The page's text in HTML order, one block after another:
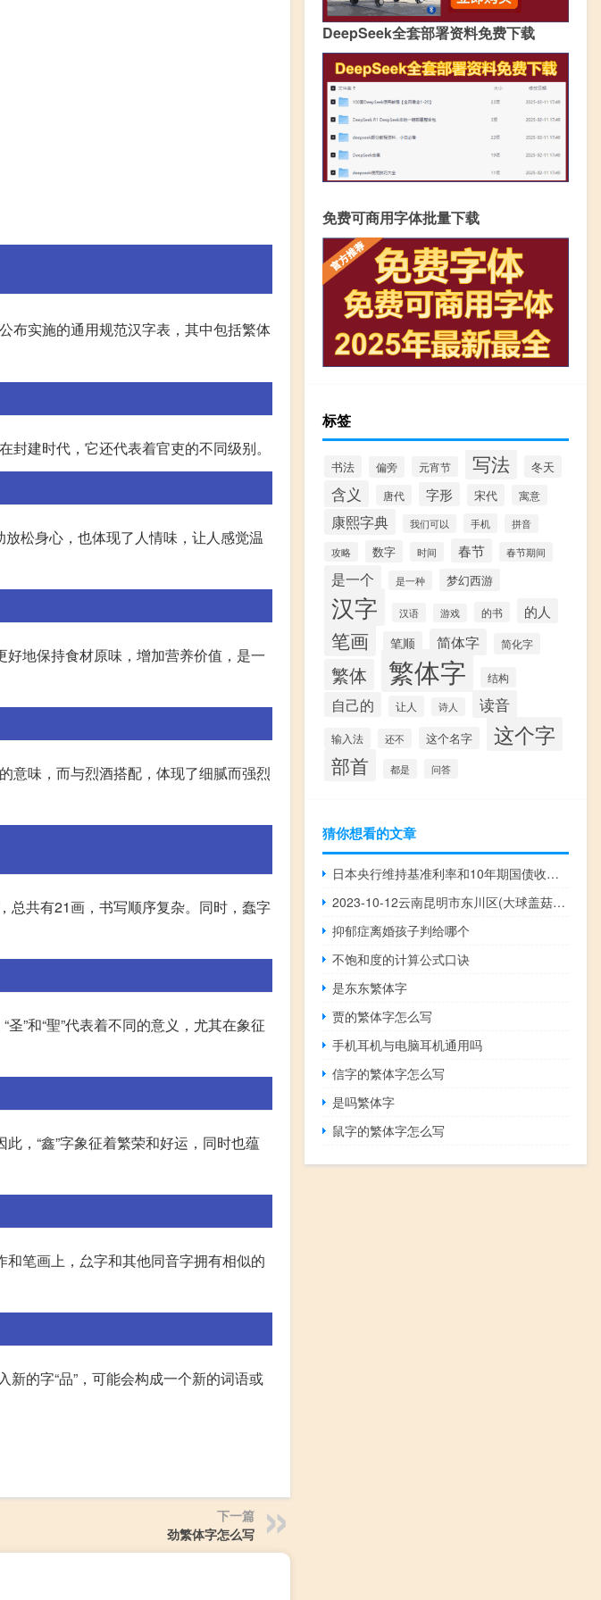
布实施的通用规范汉字表，其中包括繁体
封建时代，它还代表着官吏的不同级别。
放松身心，也体现了人情味，让人感觉温
好地保持食材原味，增加营养价值，是一
意味，而与烈酒搭配，体现了细腻而强烈
总共有21画，书写顺序复杂。同时，蠢字
”和“聖”代表着不同的意义，尤其在象征
，“鑫”字象征着繁荣和好运，同时也蕴
和笔画上，厽字和其他同音字拥有相似的
新的字“品”，可能会构成一个新的词语或
下一篇
劲繁体字怎么写
DeepSeek全套部署资料免费下载
免费可商用字体批量下载
标签
书法 偏旁 元宵节 写法 冬天
含义 唐代 字形 宋代 寓意
康熙字典 我们可以 手机 拼音
攻略 数字 时间 春节 春节期间
是一个 是一种 梦幻西游
汉字 汉语 游戏 的书 的人
笔画 笔顺 简体字 简化字
繁体 繁体字 结构
自己的 让人 诗人 读音
输入法 还不 这个名字 这个字
部首 都是 问答
猜你想看的文章
日本央行维持基准利率和10年期国债收益率目标不变
2023-10-12云南昆明市东川区(大球盖菇)的报价是多少
抑郁症离婚孩子判给哪个
不饱和度的计算公式口诀
是东东繁体字
贾的繁体字怎么写
手机耳机与电脑耳机通用吗
信字的繁体字怎么写
是吗繁体字
鼠字的繁体字怎么写